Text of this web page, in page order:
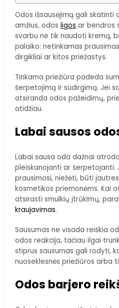
Odos išsausėjimą gali skatinti
amžius, odos ligos ar bendros
svarbu ne tik naudoti kremą,
palaiko: netinkamas
dirgikliai ar kitos priežastys.
Tinkama priežiūra padeda
šerpetojimą ir sudirgimą. Jei
atsiranda odos pažeidimų,
atidžiau.
Labai sausos
Labai sausa oda dažnai
pleiskanojanti ar šerpetojanti.
prausimosi, niežėti, būti
kosmetikos priemonėms. Kai
atsirasti smulkių įtrūkimų,
kraujavimas.
Sausumas ne visada reiškia
odos reakcija, tačiau ilgai
stiprus sausumas gali rodyti,
nuoseklesnės priežiūros arba
Odos barjero